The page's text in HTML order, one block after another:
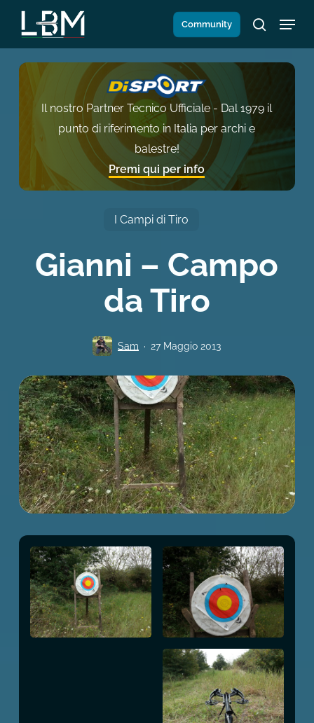
Salta
contenuto
principale
Community
search
Menu
Il nostro Partner Tecnico Ufficiale - Dal 1979 il
punto di riferimento in Italia per archi e
balestre!
Premi qui per info
I Campi di Tiro
Gianni – Campo
da Tiro
Sam 27 Maggio 2013